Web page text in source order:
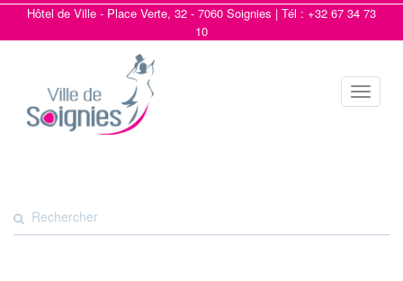
Hôtel de Ville - Place Verte, 32 - 7060 Soignies | Tél : +32 67 34 73
10
Toggle